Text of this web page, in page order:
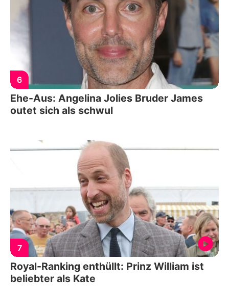
6
Ehe-Aus: Angelina Jolies Bruder James
outet sich als schwul
7
Royal-Ranking enthüllt: Prinz William ist
beliebter als Kate